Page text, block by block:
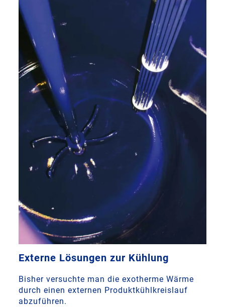
Externe Lösungen zur Kühlung
Bisher versuchte man die exotherme Wärme
durch einen externen Produktkühlkreislauf
abzuführen.